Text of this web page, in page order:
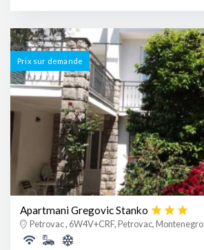
Prix ​​sur demande
Apartmani Gregovic Stanko
Petrovac , 6W4V+CRF, Petrovac, Montenegro